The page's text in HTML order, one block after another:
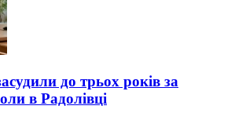
до трьох років за
в Радолівці